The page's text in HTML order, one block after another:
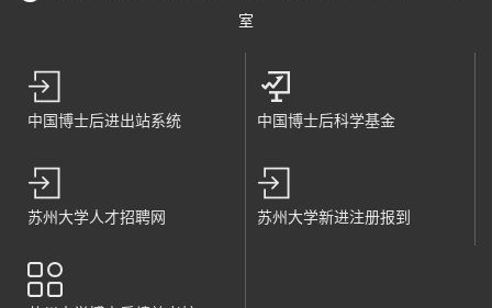
室
中国博士后进出站系统 中国博士后科学基金
苏州大学人才招聘网 苏州大学新进注册报到